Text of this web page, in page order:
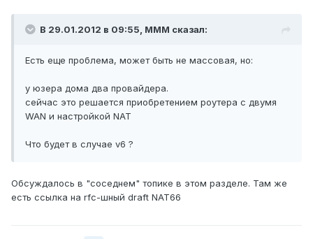
В 29.01.2012 в 09:55, MMM сказал:
Есть еще проблема, может быть не массовая, но:
у юзера дома два провайдера.
сейчас это решается приобретением роутера с двумя
WAN и настройкой NAT
Что будет в случае v6 ?
Обсуждалось в "соседнем" топике в этом разделе. Там же
есть ссылка на rfc-шный draft NAT66